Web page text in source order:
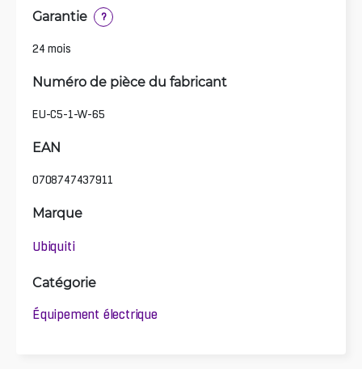
Garantie ?
24 mois
Numéro de pièce du fabricant
EU-C5-1-W-65
EAN
0708747437911
Marque
Ubiquiti
Catégorie
Équipement électrique